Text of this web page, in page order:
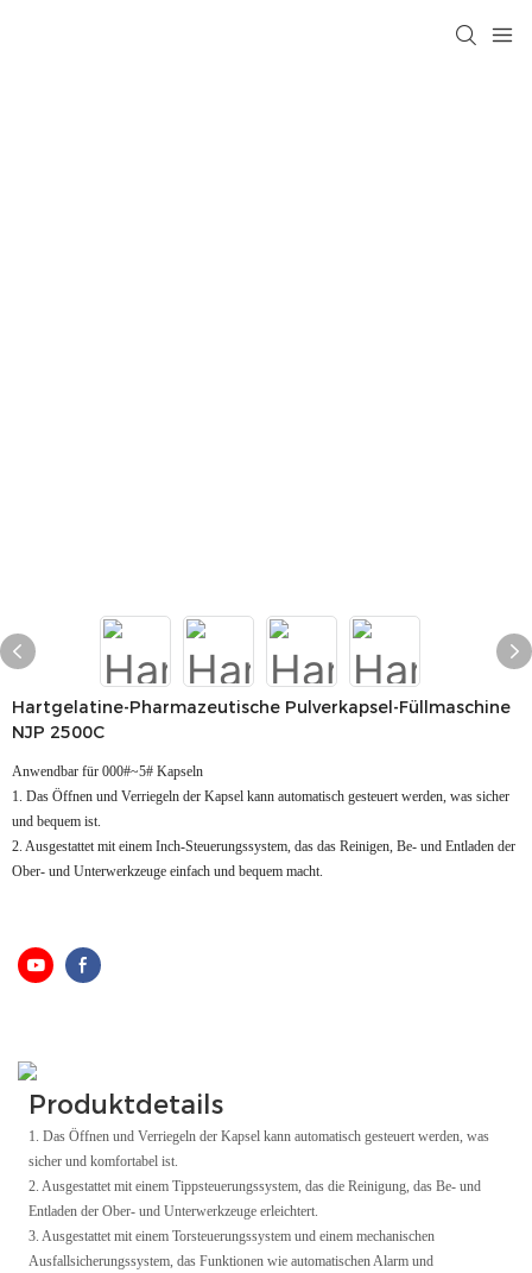
Hartgelatine-Pharmazeutische Pulverkapsel-Füllmaschine
NJP 2500C
Anwendbar für 000#~5# Kapseln
1. Das Öffnen und Verriegeln der Kapsel kann automatisch gesteuert werden, was sicher
und bequem ist.
2. Ausgestattet mit einem Inch-Steuerungssystem, das das Reinigen, Be- und Entladen der
Ober- und Unterwerkzeuge einfach und bequem macht.
Produktdetails
1. Das Öffnen und Verriegeln der Kapsel kann automatisch gesteuert werden, was
sicher und komfortabel ist.
2. Ausgestattet mit einem Tippsteuerungssystem, das die Reinigung, das Be- und
Entladen der Ober- und Unterwerkzeuge erleichtert.
3. Ausgestattet mit einem Torsteuerungssystem und einem mechanischen
Ausfallsicherungssystem, das Funktionen wie automatischen Alarm und